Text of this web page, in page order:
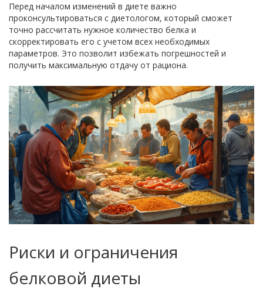
Перед началом изменений в диете важно
проконсультироваться с диетологом, который сможет
точно рассчитать нужное количество белка и
скорректировать его с учетом всех необходимых
параметров. Это позволит избежать погрешностей и
получить максимальную отдачу от рациона.
Риски и ограничения
белковой диеты